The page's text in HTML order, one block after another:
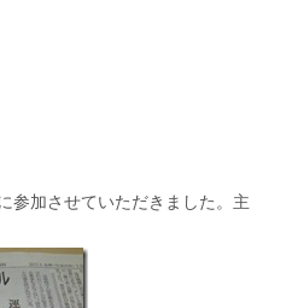
参加させていただきました。主